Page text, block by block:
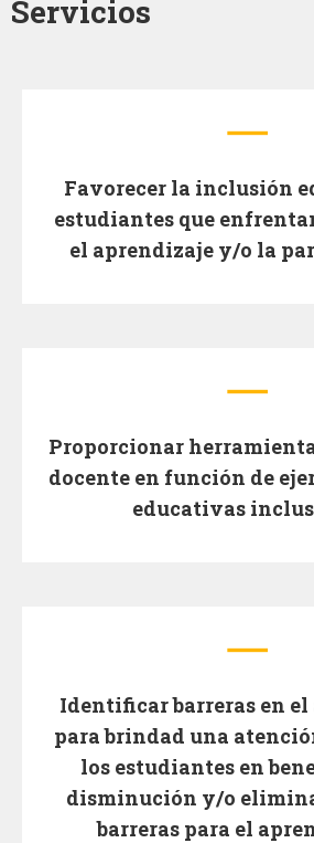
Servicios
Favorecer la inclusión
estudiantes que
el aprendizaje y/o la
Proporcionar
docente en función de
educativas
Identificar barreras en
para brindad una
los estudiantes en
disminución y/o
barreras para el